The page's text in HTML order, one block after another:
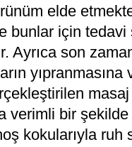
elde
bunlar için
Ayrıca son
verimli bir
kokularıyla ruh